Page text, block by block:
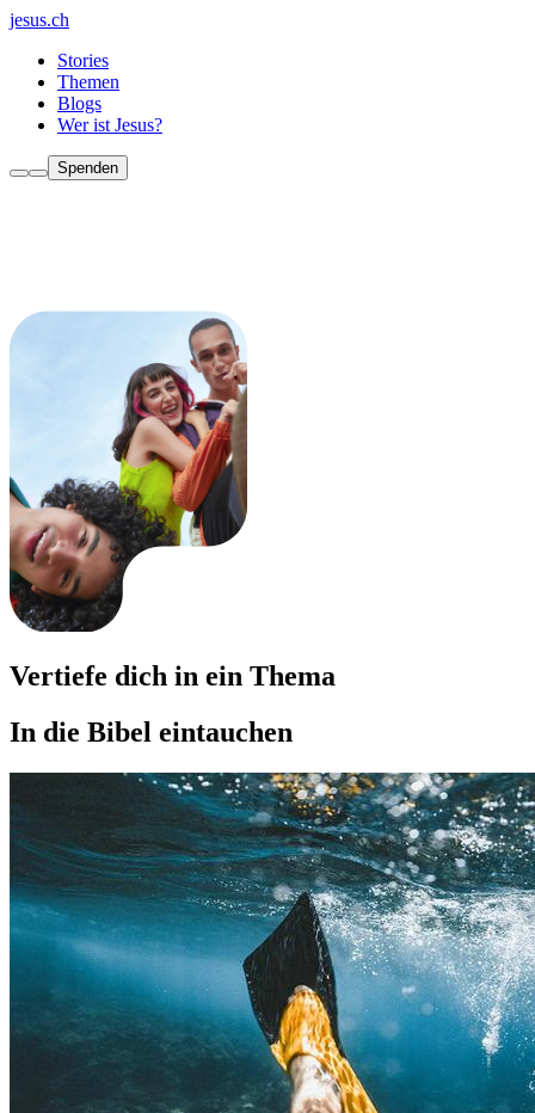
jesus.ch
Stories
Themen
Blogs
Wer ist Jesus?
Spenden
Vertiefe dich in ein Thema
In die Bibel eintauchen